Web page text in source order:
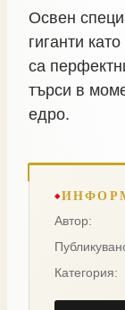
Освен
гиганти като
са
търси в
едро.
Автор:
Категория: